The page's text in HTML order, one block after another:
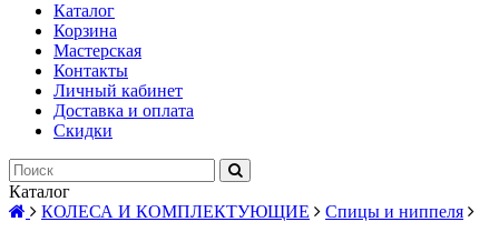
Каталог
Корзина
Мастерская
Контакты
Личный кабинет
Доставка и оплата
Скидки
Каталог
КОЛЕСА И КОМПЛЕКТУЮЩИЕ
Спицы и ниппеля